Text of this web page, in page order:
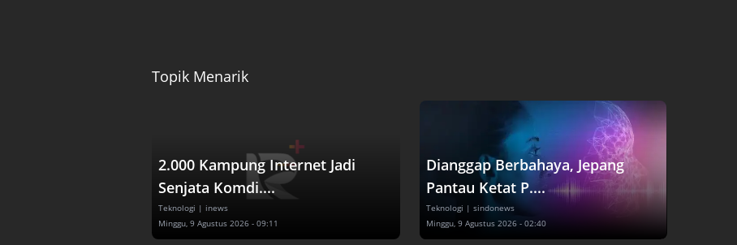
Topik Menarik
2.000 Kampung Internet Jadi
Senjata Komdi....
Teknologi | inews
Minggu, 9 Agustus 2026 - 09:11
Dianggap Berbahaya, Jepang
Pantau Ketat P....
Teknologi | sindonews
Minggu, 9 Agustus 2026 - 02:40